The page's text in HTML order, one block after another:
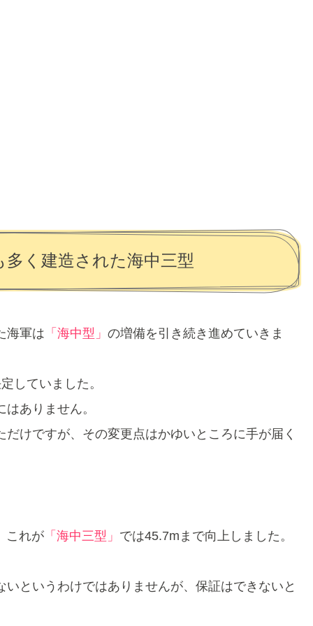
く建造された海中三型
海軍は 「海中型」 の増備を引き続き進めていきま
していました。
ありません。
けですが、その変更点はかゆいところに手が届く
これが「海中三型」 では45.7mまで向上しました。
というわけではありませんが、保証はできないと